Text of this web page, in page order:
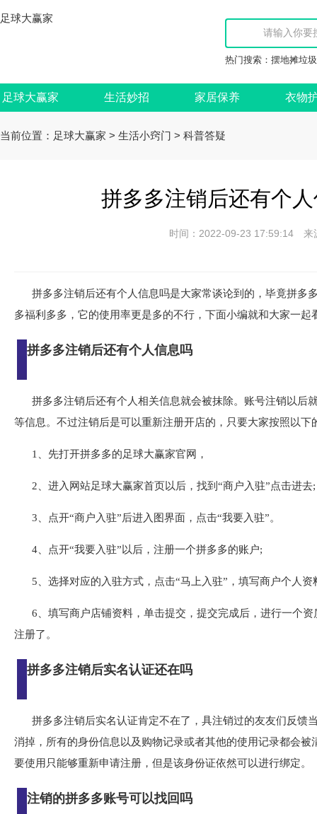
足球大赢家
热门搜索： 摆地摊垃
足球大赢家 生活妙招 家居保养 衣物
当前位置： 足球大赢家 > 生活小窍门 > 科普答疑
拼多多注销后还有个
时间：2022-09-23 17:59:14
拼多多注销后还有个人信息吗是大家常谈论到的，毕竟拼多
多福利多多，它的使用率更是多的不行，下面小编就和大家一
拼多多注销后还有个人信息吗
拼多多注销后还有个人相关信息就会被抹除。账号注销以后
等信息。不过注销后是可以重新注册开店的，只要大家按照以下
1、先打开拼多多的足球大赢家官网，
2、进入网站足球大赢家首页以后，找到“商户入驻”点击进去;
3、点开“商户入驻”后进入图界面，点击“我要入驻”。
4、点开“我要入驻”以后，注册一个拼多多的账户;
5、选择对应的入驻方式，点击“马上入驻”，填写商户个人资
6、填写商户店铺资料，单击提交，提交完成后，进行一个
注册了。
拼多多注销后实名认证还在吗
拼多多注销后实名认证肯定不在了，具注销过的友友们反馈
消掉，所有的身份信息以及购物记录或者其他的使用记录都会
要使用只能够重新申请注册，但是该身份证依然可以进行绑定。
注销的拼多多账号可以找回吗